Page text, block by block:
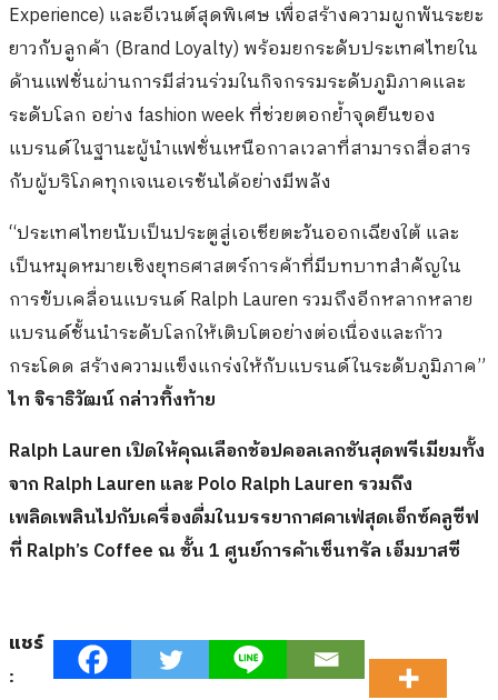
Experience) และอีเวนต์สุดพิเศษ เพื่อสร้างความผูกพันระยะ
ยาวกับลูกค้า (Brand Loyalty) พร้อมยกระดับประเทศไทยใน
ด้านแฟชั่นผ่านการมีส่วนร่วมในกิจกรรมระดับภูมิภาคและ
ระดับโลก อย่าง fashion week ที่ช่วยตอกย้ำจุดยืนของ
แบรนด์ในฐานะผู้นำแฟชั่นเหนือกาลเวลาที่สามารถสื่อสาร
กับผู้บริโภคทุกเจเนอเรชันได้อย่างมีพลัง
“ประเทศไทยนับเป็นประตูสู่เอเชียตะวันออกเฉียงใต้ และ
เป็นหมุดหมายเชิงยุทธศาสตร์การค้าที่มีบทบาทสำคัญใน
การขับเคลื่อนแบรนด์ Ralph Lauren รวมถึงอีกหลากหลาย
แบรนด์ชั้นนำระดับโลกให้เติบโตอย่างต่อเนื่องและก้าว
กระโดด สร้างความแข็งแกร่งให้กับแบรนด์ในระดับภูมิภาค”
ไท จิราธิวัฒน์ กล่าวทิ้งท้าย
Ralph Lauren เปิดให้คุณเลือกช้อปคอลเลกชันสุดพรีเมียมทั้ง
จาก Ralph Lauren และ Polo Ralph Lauren รวมถึง
เพลิดเพลินไปกับเครื่องดื่มในบรรยากาศคาเฟ่สุดเอ็กซ์คลูซีฟ
ที่ Ralph’s Coffee ณ ชั้น 1 ศูนย์การค้าเซ็นทรัล เอ็มบาสซี
แชร์
: